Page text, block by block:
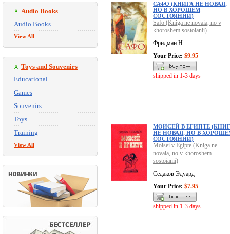
Audio Books
Audio Books
View All
Toys and Souvenirs
Educational
Games
Souvenirs
Toys
Training
View All
САФО (КНИГА НЕ НОВАЯ,
НО В ХОРОШЕМ
СОСТОЯНИИ)
Safo (Kniga ne novaia, no v
khoroshem sostoianii)
Фридман Н.
Your Price: $9.95
shipped in 1-3 days
МОИСЕЙ В ЕГИПТЕ
НЕ НОВАЯ, НО В
СОСТОЯНИИ)
Moisei v Egipte (Kniga ne
novaia, no v khoroshem
sostoianii)
Седаков Эдуард
Your Price: $7.95
shipped in 1-3 days